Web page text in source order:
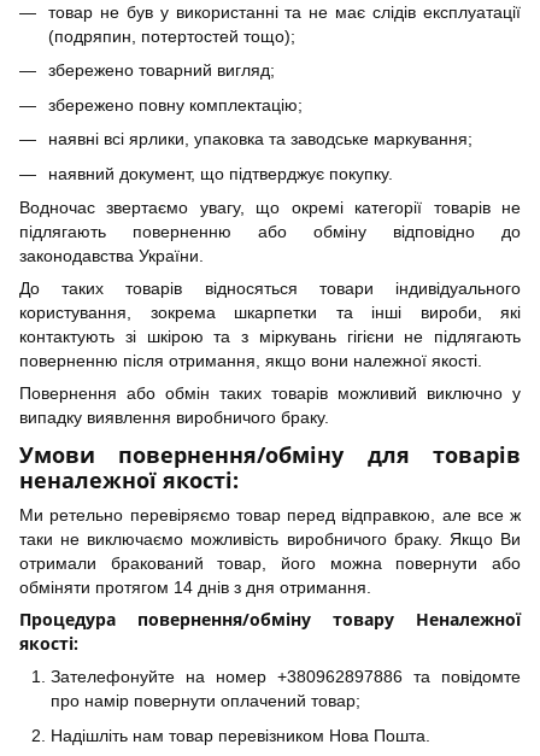
товар не був у використанні та не має слідів експлуатації
(подряпин, потертостей тощо);
збережено товарний вигляд;
збережено повну комплектацію;
наявні всі ярлики, упаковка та заводське маркування;
наявний документ, що підтверджує покупку.
Водночас звертаємо увагу, що окремі категорії товарів не
підлягають поверненню або обміну відповідно до
законодавства України.
До таких товарів відносяться товари індивідуального
користування, зокрема шкарпетки та інші вироби, які
контактують зі шкірою та з міркувань гігієни не підлягають
поверненню після отримання, якщо вони належної якості.
Повернення або обмін таких товарів можливий виключно у
випадку виявлення виробничого браку.
Умови повернення/обміну для товарів
неналежної якості:
Ми ретельно перевіряємо товар перед відправкою, але все ж
таки не виключаємо можливість виробничого браку. Якщо Ви
отримали бракований товар, його можна повернути або
обміняти протягом 14 днів з дня отримання.
Процедура повернення/обміну товару Неналежної
якості:
Зателефонуйте на номер +380962897886 та повідомте
про намір повернути оплачений товар;
Надішліть нам товар перевізником Нова Пошта.